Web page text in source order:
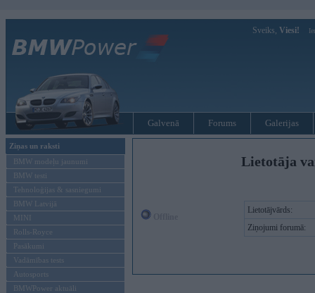
Sveiks, Viesi!
Galvenā Forums Galerijas
Ziņas un raksti
BMW modeļu jaunumi
BMW testi
Tehnoloģijas & sasniegumi
BMW Latvijā
MINI
Rolls-Royce
Pasākumi
Vadāmības tests
Autosports
BMWPower aktuāli
Lietotāja
Lietotājvārds:
Ziņojumi forumā: